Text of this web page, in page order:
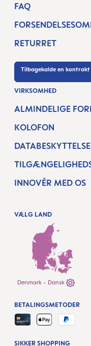
FAQ
RETURRET
Tilbagekalde en kontrakt
VIRKSOMHED
ALMINDELIGE
KOLOFON
DATABESKYTTELSE
INNOVÉR MED OS
VÆLG LAND
Denmark - Dansk
SIKKER SHOPPING
BETALINGSMETODER